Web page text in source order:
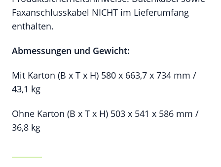
Faxanschlusskabel NICHT im Lieferumfang
enthalten.
Abmessungen und Gewicht:
Mit Karton (B x T x H) 580 x 663,7 x 734 mm /
43,1 kg
Ohne Karton (B x T x H) 503 x 541 x 586 mm /
36,8 kg